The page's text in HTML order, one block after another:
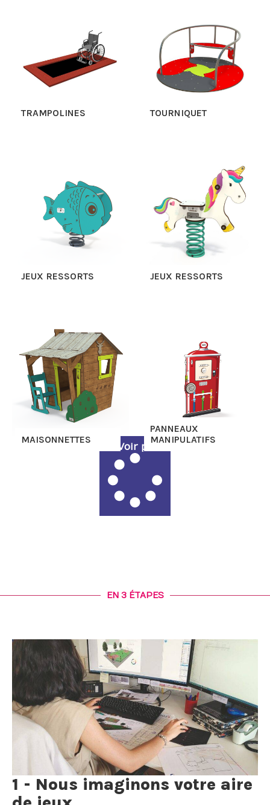
TRAMPOLINES TOURNIQUET
JEUX RESSORTS JEUX RESSORTS
MAISONNETTES
PANNEAUX
MANIPULATIFS
Voir plus
EN 3 ÉTAPES
1 - Nous imaginons votre aire